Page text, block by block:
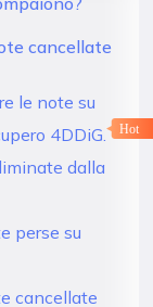
cancellate
le note su
4DDiG.
Hot
dalla
perse su
cancellate